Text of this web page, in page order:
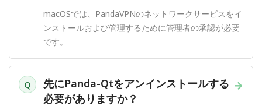
macOSでは、PandaVPNのネットワークサービスをイ
ンストールおよび管理するために管理者の承認が必要
です。
Q →
先にPanda-Qtをアンインストールする
必要がありますか？